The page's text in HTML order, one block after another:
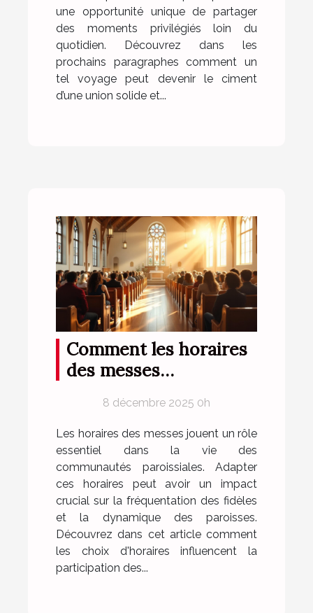
une opportunité unique de partager
des moments privilégiés loin du
quotidien. Découvrez dans les
prochains paragraphes comment un
tel voyage peut devenir le ciment
d’une union solide et...
Comment les horaires
des messes
fréquentation des
paroissiens ?
8 décembre 2025 0h
Les horaires des messes jouent un rôle
essentiel dans la vie des
communautés paroissiales. Adapter
ces horaires peut avoir un impact
crucial sur la fréquentation des fidèles
et la dynamique des paroisses.
Découvrez dans cet article comment
les choix d'horaires influencent la
participation des...